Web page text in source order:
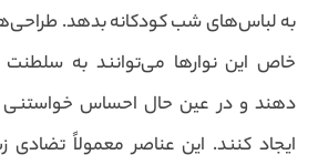
به لباس‌های شب کودکانه بدهد.
خاص این نوارها می‌توانند به
دهند و در عین حال احساس خواستنی
ایجاد کنند. این عناصر معمولاً تضادی